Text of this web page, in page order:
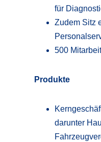
für
Zudem Sitz
500
Produkte
darunter